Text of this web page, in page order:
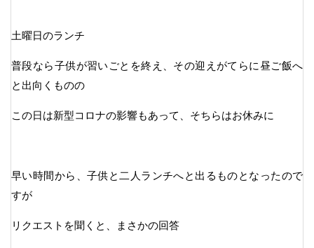
土曜日のランチ
普段なら子供が習いごとを終え、その迎えがてらに昼ご飯へ
と出向くものの
この日は新型コロナの影響もあって、そちらはお休みに
早い時間から、子供と二人ランチへと出るものとなったので
すが
リクエストを聞くと、まさかの回答